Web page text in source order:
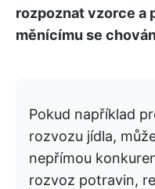
rozpoznat vzorce a
měnícímu se
Pokud například
rozvozu jídla,
nepřímou
rozvoz potravin,